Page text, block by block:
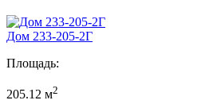
Дом 233-205-2Г
Площадь:
205.12 м2